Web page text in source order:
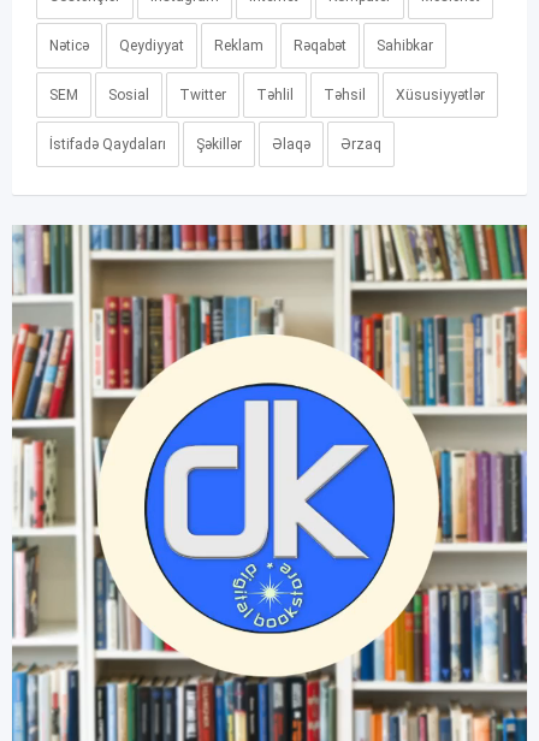
Nəticə Qeydiyyat Reklam Rəqabət Sahibkar
SEM Sosial Twitter Təhlil Təhsil Xüsusiyyətlər
İstifadə Qaydaları Şəkillər Əlaqə Ərzaq